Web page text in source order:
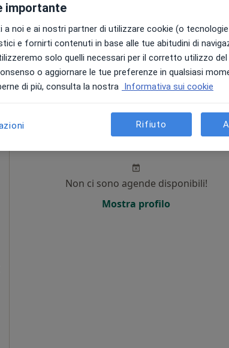
in aree vicine alla tua ricerca.
Sab, Dom,
Non ci sono agende disponibili!
Mostra profilo
importante
noi e ai nostri partner di utilizzare cookie (o
e fornirti contenuti in base alle tue abitudini di
solo quelli necessari per il corretto utilizzo
o aggiornare le tue preferenze in qualsiasi
di più, consulta la nostra Informativa sui cookie
Rifiuto